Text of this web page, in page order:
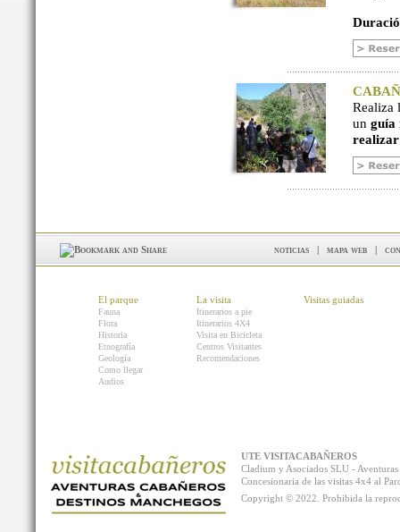
Realiza
un guía
noticias | mapa web |
El parque
Fauna
Flora
Historia
Etnografía
Geología
Como llegar
Audios
La visita
Itinerarios a pie
Itinerarios 4X4
Visita en Bicicleta
Centros Visitantes
Recomendaciones
Visitas guiadas
UTE VISITACABAÑEROS
Cladium y Asociados SLU -
Concesionaria de las visitas 4x4 al
Copyright © 2022. Prohibida la